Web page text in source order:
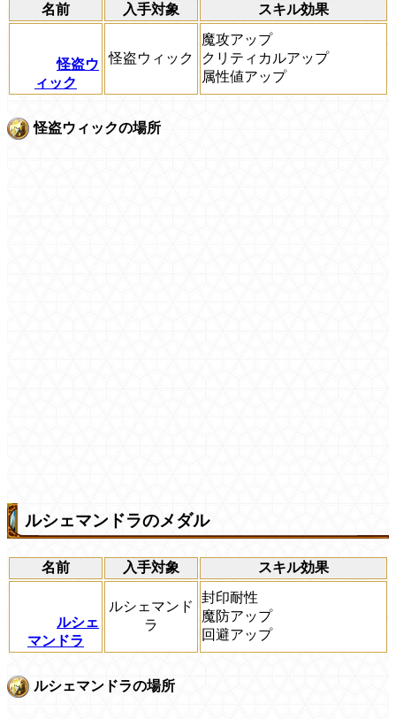
名前 入手対象 スキル効果
怪盗ウ
ィック
怪盗ウィック
魔攻アップ
クリティカルアップ
属性値アップ
怪盗ウィックの場所
ルシェマンドラのメダル
名前 入手対象 スキル効果
ルシェ
マンドラ
ルシェマンド
ラ
封印耐性
魔防アップ
回避アップ
ルシェマンドラの場所